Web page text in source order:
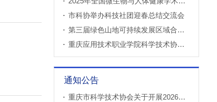
市科协举办科技社团迎春总结交流会
第三届绿色山地可持续发展区域合作国际论坛成功举办
重庆应用技术职业学院科学技术协会正式成立
通知公告
重庆市科学技术协会关于开展2026年科普创新实验室建设项目申报工作的通知